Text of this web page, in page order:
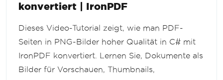
konvertiert | IronPDF
Dieses Video-Tutorial zeigt, wie man PDF-
Seiten in PNG-Bilder hoher Qualität in C# mit
IronPDF konvertiert. Lernen Sie, Dokumente als
Bilder für Vorschauen, Thumbnails,